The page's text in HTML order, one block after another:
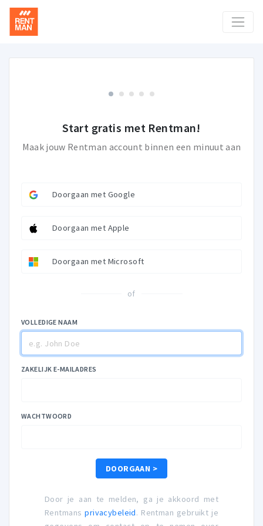
Start gratis met Rentman!
Maak jouw Rentman account binnen een minuut aan
Doorgaan met Google
Doorgaan met Apple
Doorgaan met Microsoft
of
VOLLEDIGE NAAM
ZAKELIJK E-MAILADRES
WACHTWOORD
DOORGAAN >
Door je aan te melden, ga je akkoord met
Rentmansprivacybeleid. Rentman gebruikt je